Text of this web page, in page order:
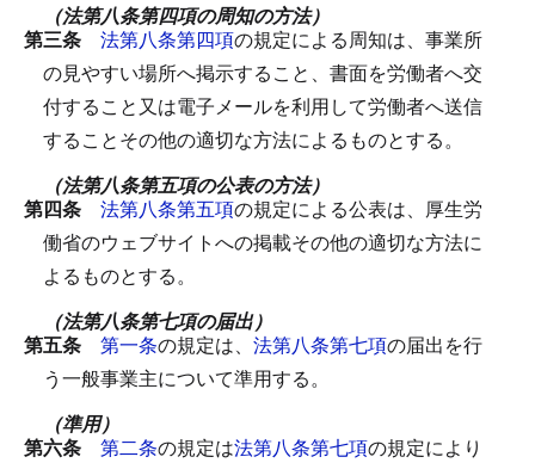
（法第八条第四項の周知の方法）
第三条 法第八条第四項の規定による周知は、事業所
の見やすい場所へ掲示すること、書面を労働者へ交
付すること又は電子メールを利用して労働者へ送信
することその他の適切な方法によるものとする。
（法第八条第五項の公表の方法）
第四条 法第八条第五項の規定による公表は、厚生労
働省のウェブサイトへの掲載その他の適切な方法に
よるものとする。
（法第八条第七項の届出）
第五条 第一条の規定は、 法第八条第七項の届出を行
う一般事業主について準用する。
（準用）
第六条 第二条の規定は法第八条第七項の規定により